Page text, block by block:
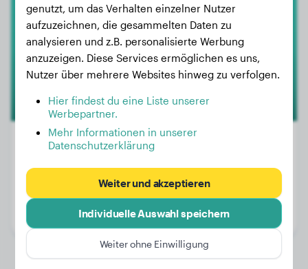
Luna
Alter:
3 Jahre, 6 Monate
Geschlecht:
genutzt, um das Verhalten einzelner Nutzer
aufzuzeichnen, die gesammelten Daten zu
analysieren und z.B. personalisierte Werbung
anzuzeigen. Diese Services ermöglichen es uns,
Nutzer über mehrere Websites hinweg zu verfolgen.
Hier findest du eine Liste unserer
Werbepartner.
Mehr Informationen in unserer
Datenschutzerklärung
Weiter und akzeptieren
Individuelle Auswahl speichern
Weiter ohne Einwilligung